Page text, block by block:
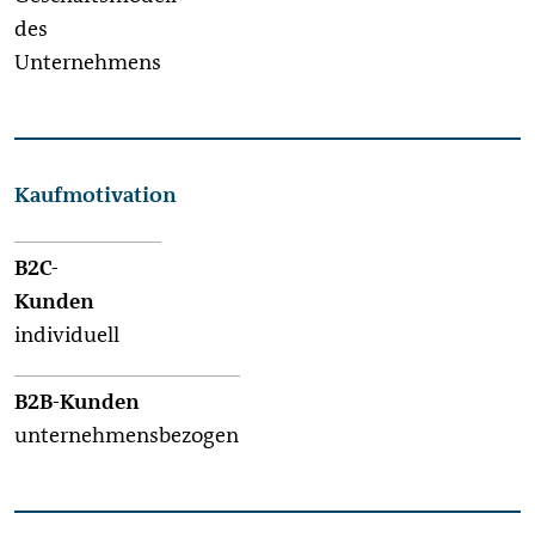
des
Unternehmens
Kaufmotivation
individuell
unternehmensbezogen